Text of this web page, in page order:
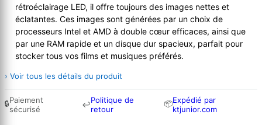
rétroéclairage LED, il offre toujours des images nettes et
éclatantes. Ces images sont générées par un choix de
processeurs Intel et AMD à double cœur efficaces, ainsi que
par une RAM rapide et un disque dur spacieux, parfait pour
stocker tous vos films et musiques préférés.
› Voir tous les détails du produit
🔒Paiement
sécurisé
↩Politique de
retour
📦Expédié par
ktjunior.com